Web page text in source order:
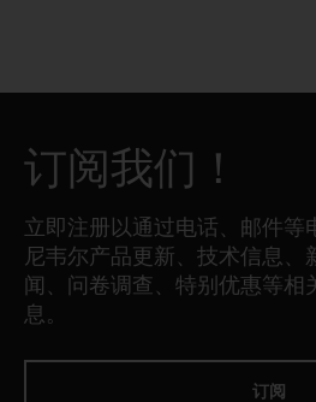
订阅我们！
立即注册以通过电话、邮件等
尼韦尔产品更新、技术信息、
闻、问卷调查、特别优惠等相
息。
订阅